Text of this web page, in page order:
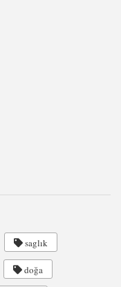
saglık
doğa